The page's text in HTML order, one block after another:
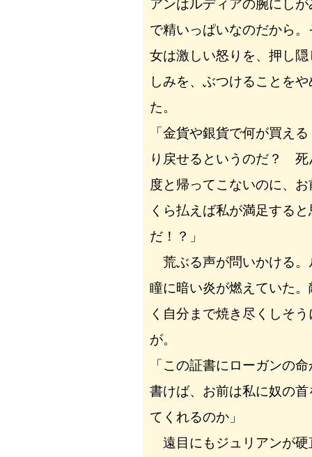
アンはルディアの腕にし
で精いっぱいなのだから
女は激しい怒りを、押し
しみを、ぶつけることを
た。
「金貨や銀貨で何が買え
り戻せるというのだ？ 死
度と帰ってこないのに、
くら払えば私が満足する
だ！？」
荒ぶる声が問いかける。
瞳に暗い炎が燃えていた
く自分まで焼き尽くしそ
が。
「この証書にローガンの
書けば、お前は私に奴の
てくれるのか」
遠目にもジュリアンが硬